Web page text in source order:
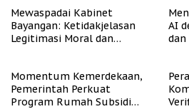
Mewaspadai Kabinet
Bayangan: Ketidakjelasan
Legitimasi Moral dan
AI
dan
Momentum Kemerdekaan,
Pemerintah Perkuat
Program Rumah Subsidi